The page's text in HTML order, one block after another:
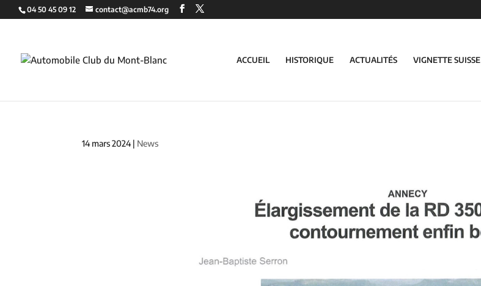
04 50 45 09 12 contact@acmb74.org
ACCUEIL HISTORIQUE ACTUALITÉS VIGNETTE SUISSE
14 mars 2024| News